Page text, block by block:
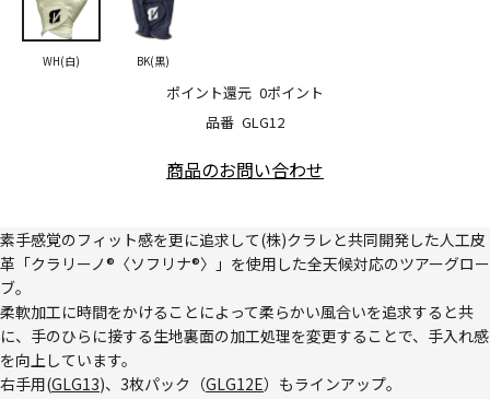
品番 GLG12
ポイント還元 0ポイント
WH(白) BK(黒)
商品のお問い合わせ
素手感覚のフィット感を更に追求して(株)クラレと共同開発した人工皮
革「クラリーノ®〈ソフリナ®〉」を使用した全天候対応のツアーグロー
ブ。
柔軟加工に時間をかけることによって柔らかい風合いを追求すると共
に、手のひらに接する生地裏面の加工処理を変更することで、手入れ感
を向上しています。
右手用(GLG13)、3枚パック（GLG12E）もラインアップ。